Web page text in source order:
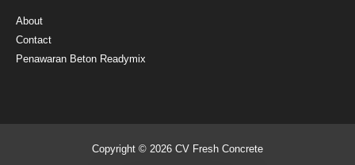
About
Contact
Penawaran Beton Readymix
Copyright © 2026 CV Fresh Concrete